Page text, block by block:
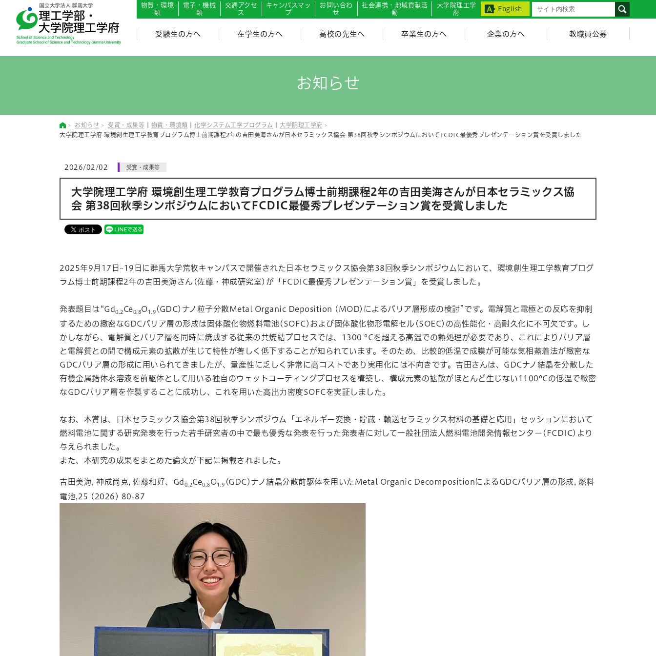
物質・環境
類
電子・機械
類
交通アクセ
ス
キャンパスマッ
プ
お問い合わ
せ
社会連携・地域貢献活
動
大学院理工学
府
English
受験生の方へ 在学生の方へ 高校の先生へ 卒業生の方へ 企業の方へ 教職員公募
Japanese
お知らせ
お知らせ 受賞・成果等 物質・環境類 化学システム工学プログラム
大学院理工学府
大学院理工学府 環境創生理工学教育プログラム博士前期課程2年の吉田美海さんが日本セラミックス協会 第38回秋季シンポジウムにおいてFCDIC最優秀プレゼンテーション賞を受賞しました
2026/02/02 受賞・成果等
大学院理工学府 環境創生理工学教育プログラム博士前期課程2年の吉田美海さんが日本セラミックス協
会 第38回秋季シンポジウムにおいてFCDIC最優秀プレゼンテーション賞を受賞しました
2025年9月17日~19日に群馬大学荒牧キャンパスで開催された日本セラミックス協会第38回秋季シンポジウムにおいて、環境創生理工学教育プログ
ラム博士前期課程2年の吉田美海さん(佐藤・神成研究室)が「FCDIC最優秀プレゼンテーション賞」を受賞しました。
発表題目は“Gd 0.2 Ce0.8O 1.9 (GDC)ナノ粒子分散Metal Organic Deposition (MOD)によるバリア層形成の検討”です。電解質と電極との反応を抑制
するための緻密なGDCバリア層の形成は固体酸化物燃料電池(SOFC)および固体酸化物形電解セル(SOEC)の高性能化・高耐久化に不可欠です。し
かしながら、電解質とバリア層を同時に焼成する従来の共焼結プロセスでは、1300 ºCを超える高温での熱処理が必要であり、これによりバリア層
と電解質との間で構成元素の拡散が生じて特性が著しく低下することが知られています。そのため、比較的低温で成膜が可能な気相蒸着法が緻密な
GDCバリア層の形成に用いられてきましたが、量産性に乏しく非常に高コストであり実用化には不向きです。吉田さんは、GDCナノ結晶を分散した
有機金属錯体水溶液を前駆体として用いる独自のウェットコーティングプロセスを構築し、構成元素の拡散がほとんど生じない1100ºCの低温で緻密
なGDCバリア層を作製することに成功し、これを用いた高出力密度SOFCを実証しました。
なお、本賞は、日本セラミックス協会第38回秋季シンポジウム「エネルギー変換・貯蔵・輸送セラミックス材料の基礎と応用」セッションにおいて
燃料電池に関する研究発表を行った若手研究者の中で最も優秀な発表を行った発表者に対して一般社団法人燃料電池開発情報センター(FCDIC)より
与えられました。
また、本研究の成果をまとめた論文が下記に掲載されました。
吉田美海, 神成尚克, 佐藤和好、Gd 0.2Ce0.8 O1.9 (GDC)ナノ結晶分散前駆体を用いたMetal Organic DecompositionによるGDCバリア層の形成, 燃料
電池,25 (2026) 80-87